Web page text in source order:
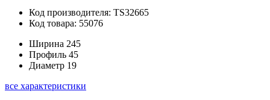
Код производителя: TS32665
Код товара: 55076
Ширина 245
Профиль 45
Диаметр 19
все характеристики